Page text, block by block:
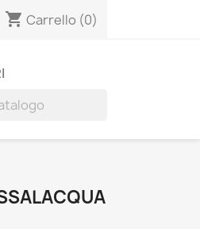
shopping_cart Carrello (0)